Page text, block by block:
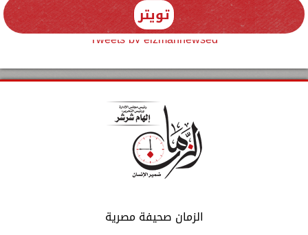
تويتر
Tweets by elzmannewseg
الزمان صحيفة مصرية